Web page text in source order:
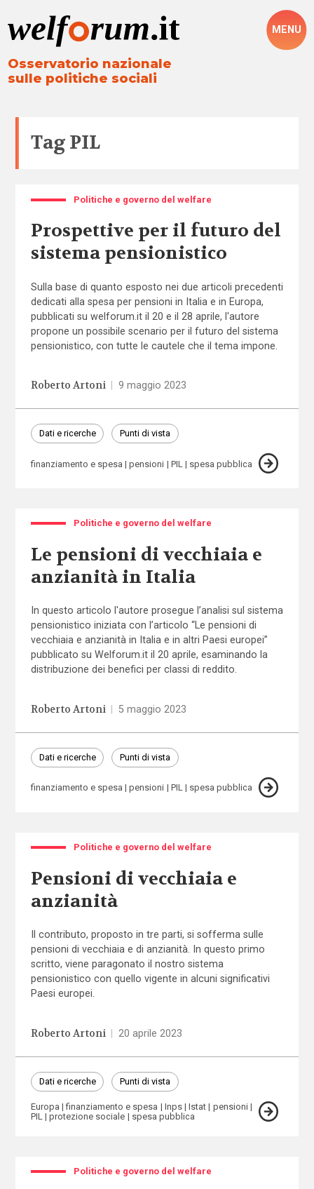
Osservatorio nazionale
sulle politiche sociali
MENU
Tag PIL
Politiche e governo del welfare
Prospettive per il futuro del
sistema pensionistico
Sulla base di quanto esposto nei due articoli precedenti
dedicati alla spesa per pensioni in Italia e in Europa,
pubblicati su welforum.it il 20 e il 28 aprile, l'autore
propone un possibile scenario per il futuro del sistema
pensionistico, con tutte le cautele che il tema impone.
Roberto Artoni 9 maggio 2023
Dati e ricerche Punti di vista
finanziamento e spesa pensioni PIL spesa pubblica
Politiche e governo del welfare
Le pensioni di vecchiaia e
anzianità in Italia
In questo articolo l'autore prosegue l’analisi sul sistema
pensionistico iniziata con l’articolo “Le pensioni di
vecchiaia e anzianità in Italia e in altri Paesi europei”
pubblicato su Welforum.it il 20 aprile, esaminando la
distribuzione dei benefici per classi di reddito.
Roberto Artoni 5 maggio 2023
Dati e ricerche Punti di vista
finanziamento e spesa pensioni PIL spesa pubblica
Politiche e governo del welfare
Pensioni di vecchiaia e
anzianità
Il contributo, proposto in tre parti, si sofferma sulle
pensioni di vecchiaia e di anzianità. In questo primo
scritto, viene paragonato il nostro sistema
pensionistico con quello vigente in alcuni significativi
Paesi europei.
Roberto Artoni 20 aprile 2023
Dati e ricerche Punti di vista
Europa finanziamento e spesa Inps Istat
pensioni
PIL
protezione sociale spesa pubblica
Politiche e governo del welfare